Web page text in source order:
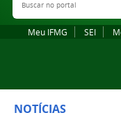
Meu IFMG SEI
NOTÍCIAS